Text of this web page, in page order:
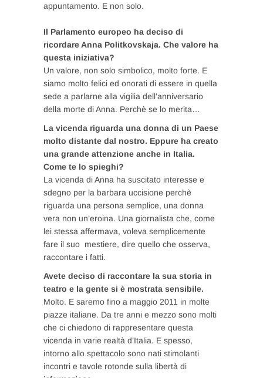
appuntamento. E non solo.
Il Parlamento europeo ha deciso di
ricordare Anna Politkovskaja. Che valore ha
questa iniziativa?
Un valore, non solo simbolico, molto forte. E
siamo molto felici ed onorati di essere in quella
sede a parlarne alla vigilia dell’anniversario
della morte di Anna. Perchè se lo merita…
La vicenda riguarda una donna di un Paese
molto distante dal nostro. Eppure ha creato
una grande attenzione anche in Italia.
Come te lo spieghi?
La vicenda di Anna ha suscitato interesse e
sdegno per la barbara uccisione perchè
riguarda una persona semplice, una donna
vera non un’eroina. Una giornalista che, come
lei stessa affermava, voleva semplicemente
fare il suo mestiere, dire quello che osserva,
raccontare i fatti.
Avete deciso di raccontare la sua storia in
teatro e la gente si è mostrata sensibile.
Molto. E saremo fino a maggio 2011 in molte
piazze italiane. Da tre anni e mezzo sono molti
che ci chiedono di rappresentare questa
vicenda in varie realtà d’Italia. E spesso,
intorno allo spettacolo sono nati stimolanti
incontri e tavole rotonde sulla libertà di